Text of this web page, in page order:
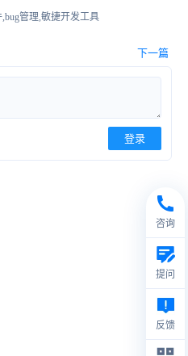
管理,敏捷开发工具
下一篇
登录
咨询
提问
反馈